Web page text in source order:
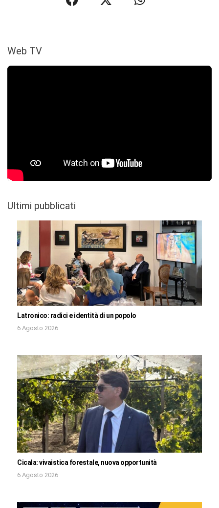
Web TV
Ultimi pubblicati
Latronico: radici e identità di un popolo
6 Agosto 2026
Cicala: vivaistica forestale, nuova opportunità
6 Agosto 2026